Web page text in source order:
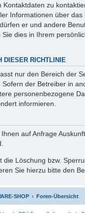
Kontaktdaten zu
Informationen über das
er und andere
dies in Ihrem
DIESER RICHTLINIE
nur den Bereich der
Sofern der Betreiber in
personenbezogene
informieren.
auf Anfrage
die Löschung bzw.
Sie hierzu bitte den
SHOP Foren-Übersicht